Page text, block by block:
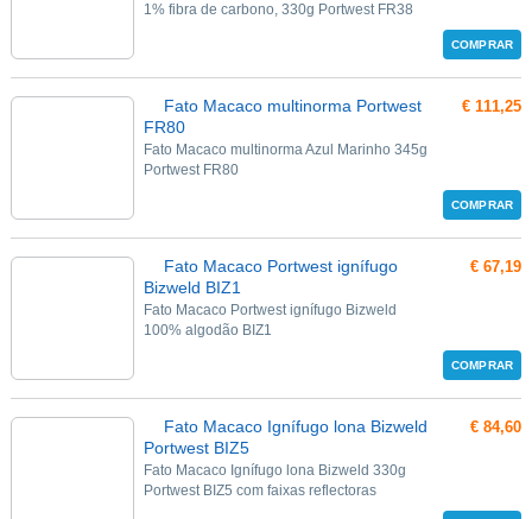
1% fibra de carbono, 330g Portwest FR38
COMPRAR
Fato Macaco multinorma Portwest
FR80
Fato Macaco multinorma Azul Marinho 345g
Portwest FR80
€ 111,25
COMPRAR
Fato Macaco Portwest ignífugo
Bizweld BIZ1
Fato Macaco Portwest ignífugo Bizweld
100% algodão BIZ1
€ 67,19
COMPRAR
Fato Macaco Ignífugo lona Bizweld
Portwest BIZ5
Fato Macaco Ignífugo lona Bizweld 330g
Portwest BIZ5 com faixas reflectoras
€ 84,60